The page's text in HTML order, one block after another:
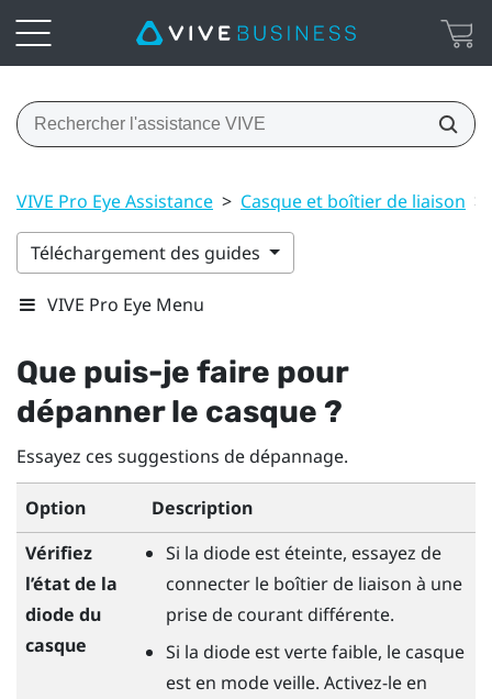
VIVE Pro Eye Assistance > Casque et boîtier de liaison >
Téléchargement des guides
VIVE Pro Eye Menu
Que puis-je faire pour
dépanner le casque ?
Essayez ces suggestions de dépannage.
Option
Description
Vérifiez
l’état de la
diode du
casque
Si la diode est éteinte, essayez de
connecter le boîtier de liaison à une
prise de courant différente.
Si la diode est verte faible, le casque
est en mode veille. Activez-le en